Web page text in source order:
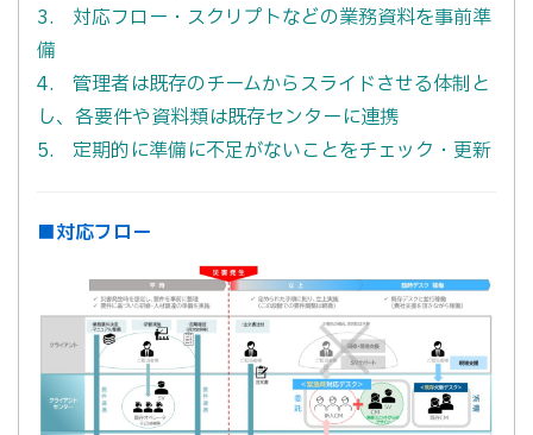
3. 対応フロー・スクリプトなどの業務資料を事前準
備
4. 管理者は既存のチームからスライドさせる体制と
し、各要件や資料類は既存センターに連携
5. 定期的に準備に不足がないことをチェック・更新
■対応フロー